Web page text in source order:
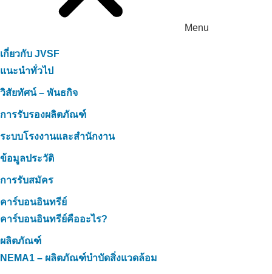
Menu
เกี่ยวกับ JVSF
แนะนำทั่วไป
วิสัยทัศน์ – พันธกิจ
การรับรองผลิตภัณฑ์
ระบบโรงงานและสำนักงาน
ข้อมูลประวัติ
การรับสมัคร
คาร์บอนอินทรีย์
คาร์บอนอินทรีย์คืออะไร?
ผลิตภัณฑ์
NEMA1 – ผลิตภัณฑ์บำบัดสิ่งแวดล้อม